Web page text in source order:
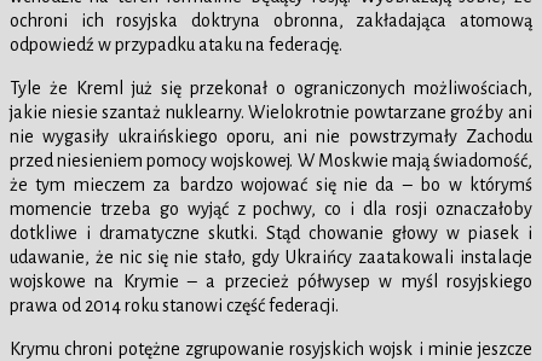
ochroni ich rosyjska doktryna obronna, zakładająca atomową
odpowiedź w przypadku ataku na federację.
Tyle że Kreml już się przekonał o ograniczonych możliwościach,
jakie niesie szantaż nuklearny. Wielokrotnie powtarzane groźby ani
nie wygasiły ukraińskiego oporu, ani nie powstrzymały Zachodu
przed niesieniem pomocy wojskowej. W Moskwie mają świadomość,
że tym mieczem za bardzo wojować się nie da – bo w którymś
momencie trzeba go wyjąć z pochwy, co i dla rosji oznaczałoby
dotkliwe i dramatyczne skutki. Stąd chowanie głowy w piasek i
udawanie, że nic się nie stało, gdy Ukraińcy zaatakowali instalacje
wojskowe na Krymie – a przecież półwysep w myśl rosyjskiego
prawa od 2014 roku stanowi część federacji.
Krymu chroni potężne zgrupowanie rosyjskich wojsk i minie jeszcze